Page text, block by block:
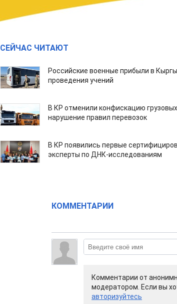
СЕЙЧАС ЧИТАЮТ
Российские военные прибыли в
проведения учений
В КР отменили конфискацию
нарушение правил перевозок
В КР появились первые
эксперты по ДНК-исследованиям
КОММЕНТАРИИ
Комментарии от
модератором. Если вы
авторизуйтесь